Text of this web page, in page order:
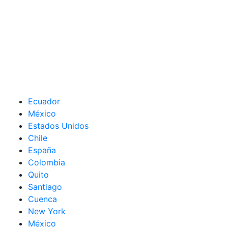
Ecuador
México
Estados Unidos
Chile
España
Colombia
Quito
Santiago
Cuenca
New York
México